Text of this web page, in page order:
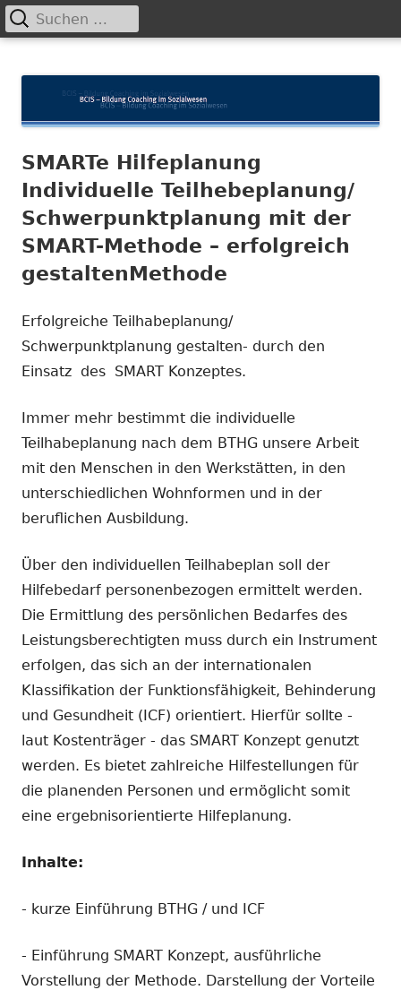
zum
Primäres
Suchen
nach:
SMARTe Hilfeplanung
Individuelle Teilhebeplanung/
Schwerpunktplanung mit der
SMART-Methode – erfolgreich
gestaltenMethode
Erfolgreiche Teilhabeplanung/
Schwerpunktplanung gestalten- durch den
Einsatz des SMART Konzeptes.
Immer mehr bestimmt die individuelle
Teilhabeplanung nach dem BTHG unsere Arbeit
mit den Menschen in den Werkstätten, in den
unterschiedlichen Wohnformen und in der
beruflichen Ausbildung.
Über den individuellen Teilhabeplan soll der
Hilfebedarf personenbezogen ermittelt werden.
Die Ermittlung des persönlichen Bedarfes des
Leistungsberechtigten muss durch ein Instrument
erfolgen, das sich an der internationalen
Klassifikation der Funktionsfähigkeit, Behinderung
und Gesundheit (ICF) orientiert. Hierfür sollte -
laut Kostenträger - das SMART Konzept genutzt
werden. Es bietet zahlreiche Hilfestellungen für
die planenden Personen und ermöglicht somit
eine ergebnisorientierte Hilfeplanung.
Inhalte:
- kurze Einführung BTHG / und ICF
- Einführung SMART Konzept, ausführliche
Vorstellung der Methode. Darstellung der Vorteile